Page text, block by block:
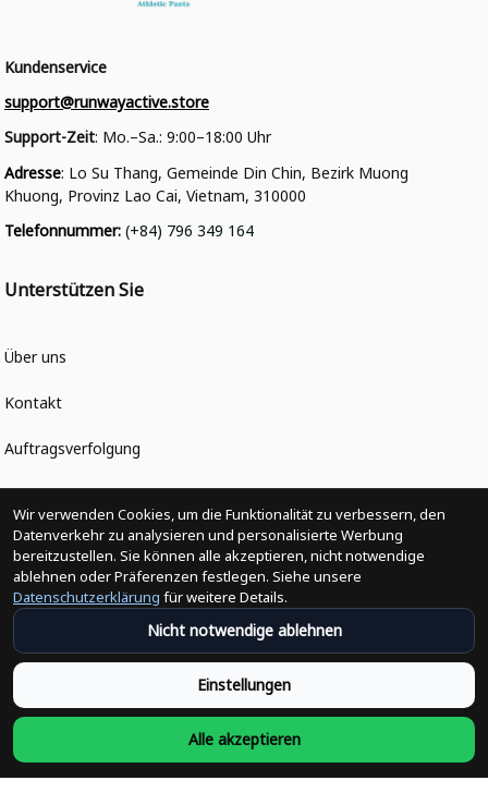
Kundenservice
support@runwayactive.store
Support-Zeit: Mo.–Sa.: 9:00–18:00 Uhr
Adresse: Lo Su Thang, Gemeinde Din Chin, Bezirk Muong
Khuong, Provinz Lao Cai, Vietnam, 310000
Telefonnummer: (+84) 796 349 164
Unterstützen Sie
Über uns
Kontakt
Auftragsverfolgung
Politiken
Änderungen der Bestellung
Versandpolitik
Rückerstattungsrichtlinie
Rückgabepolitik
Wir verwenden Cookies, um die Funktionalität zu verbessern, den
Datenverkehr zu analysieren und personalisierte Werbung
bereitzustellen. Sie können alle akzeptieren, nicht notwendige
ablehnen oder Präferenzen festlegen. Siehe unsere
Datenschutzerklärung für weitere Details.
Nicht notwendige ablehnen
Einstellungen
Alle akzeptieren